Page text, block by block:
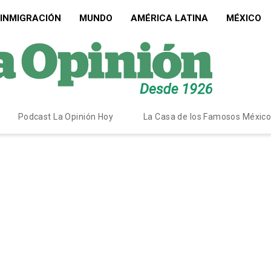
INMIGRACIÓN MUNDO AMÉRICA LATINA MÉXICO
Podcast La Opinión Hoy La Casa de los Famosos México